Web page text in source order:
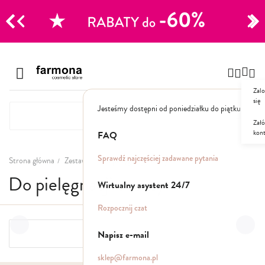
treści
Jesteśmy dostępni od poniedziałku do piątku:
FAQ
Sprawdź najczęściej zadawane pytania
Wirtualny asystent 24/7
Rozpocznij czat
Napisz e-mail
sklep@farmona.pl
się
Szampony
Odżywki, maski, serum
Peelingi do skóry głowy
Kuracje i wcierki
Strona główna Zestawy Do pielęgnacji twarzy
Do pielęgnacji twarzy
FILTRY